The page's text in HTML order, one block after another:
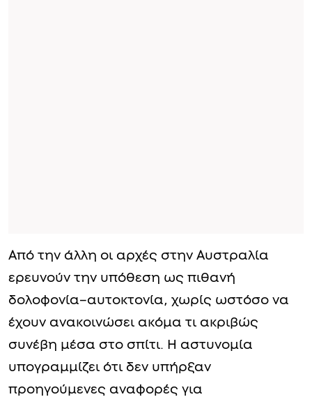
Από την άλλη οι αρχές στην Αυστραλία
ερευνούν την υπόθεση ως πιθανή
δολοφονία–αυτοκτονία, χωρίς ωστόσο να
έχουν ανακοινώσει ακόμα τι ακριβώς
συνέβη μέσα στο σπίτι. Η αστυνομία
υπογραμμίζει ότι δεν υπήρξαν
προηγούμενες αναφορές για